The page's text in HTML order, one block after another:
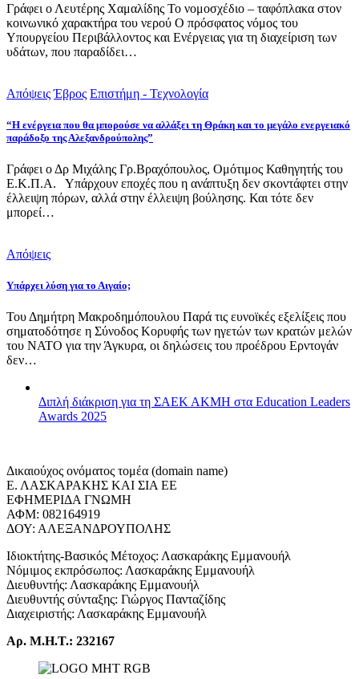
Γράφει ο Λευτέρης Χαμαλίδης Το νομοσχέδιο – ταφόπλακα στον
κοινωνικό χαρακτήρα του νερού Ο πρόσφατος νόμος του
Υπουργείου Περιβάλλοντος και Ενέργειας για τη διαχείριση των
υδάτων, που παραδίδει…
Απόψεις Έβρος Επιστήμη - Τεχνολογία
“Η ενέργεια που θα μπορούσε να αλλάξει τη Θράκη και το μεγάλο ενεργειακό
παράδοξο της Αλεξανδρούπολης”
Γράφει ο Δρ Μιχάλης Γρ.Βραχόπουλος, Ομότιμος Καθηγητής του
Ε.Κ.Π.Α. Υπάρχουν εποχές που η ανάπτυξη δεν σκοντάφτει στην
έλλειψη πόρων, αλλά στην έλλειψη βούλησης. Και τότε δεν
μπορεί…
Απόψεις
Υπάρχει λύση για το Αιγαίο;
Του Δημήτρη Μακροδημόπουλου Παρά τις ευνοϊκές εξελίξεις που
σηματοδότησε η Σύνοδος Κορυφής των ηγετών των κρατών μελών
του ΝΑΤΟ για την Άγκυρα, οι δηλώσεις του προέδρου Ερντογάν
δεν…
Διπλή διάκριση για τη ΣΑΕΚ ΑΚΜΗ στα Education Leaders
Awards 2025
Δικαιούχος ονόματος τομέα (domain name)
Ε. ΛΑΣΚΑΡΑΚΗΣ ΚΑΙ ΣΙΑ ΕΕ
ΕΦΗΜΕΡΙΔΑ ΓΝΩΜΗ
ΑΦΜ: 082164919
ΔΟΥ: ΑΛΕΞΑΝΔΡΟΥΠΟΛΗΣ
Ιδιοκτήτης-Βασικός Μέτοχος: Λασκαράκης Εμμανουήλ
Νόμιμος εκπρόσωπος: Λασκαράκης Εμμανουήλ
Διευθυντής: Λασκαράκης Εμμανουήλ
Διευθυντής σύνταξης: Γιώργος Πανταζίδης
Διαχειριστής: Λασκαράκης Εμμανουήλ
Αρ. Μ.Η.Τ.: 232167